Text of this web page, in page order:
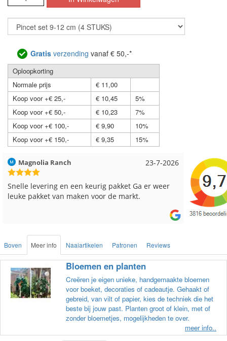
Gratis verzending vanaf € 50,-*
Oploopkorting
Normale prijs
€ 11,00
Koop voor +€ 25,-
€ 10,45
5%
Koop voor +€ 50,-
€ 10,23
7%
Koop voor +€ 100,-
€ 9,90
10%
Koop voor +€ 150,-
€ 9,35 15%
17-7-2026
Hilde uit Loyers
Reeds meerdere keren breigaren en breinaalden
besteld, altijd heel tevreden over de service.
Loes uit
Snelle
Boven Meer info Naaiartikelen Patronen Reviews
Bloemen en planten
Creëren je eigen unieke, handgemaakte bloemen
voor boeket, decoraties of cadeautje. Gehaakt of
gebreid, van vilt of papier, kies de techniek die het
beste bij jouw past. Planten groot of klein, met of
zonder bloemetjes, mogelijkheden te over.
meer info..